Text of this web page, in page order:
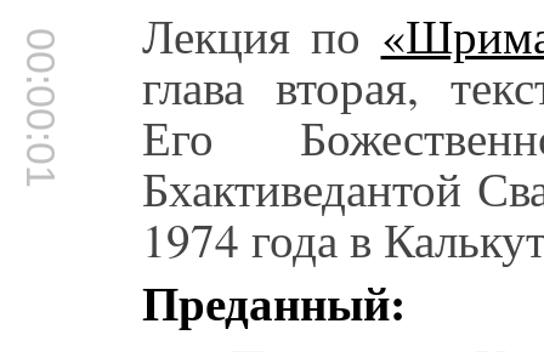
00:00:01 Лекция по
глава вторая,
Его
Бхактиведантой
1974 года в
Преданный: